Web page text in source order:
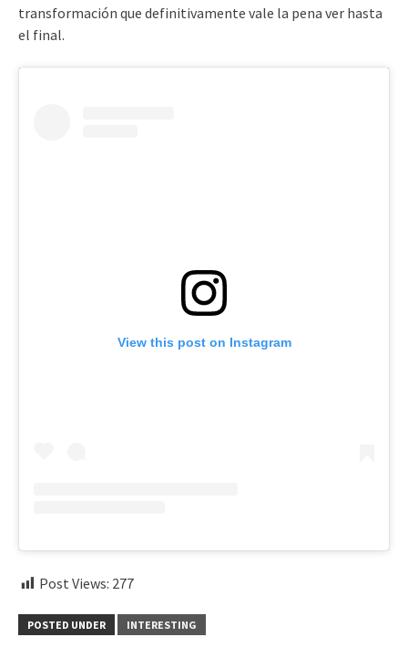
transformación que definitivamente vale la pena ver hasta
el final.
View this post on Instagram
Post Views: 277
POSTED UNDER INTERESTING